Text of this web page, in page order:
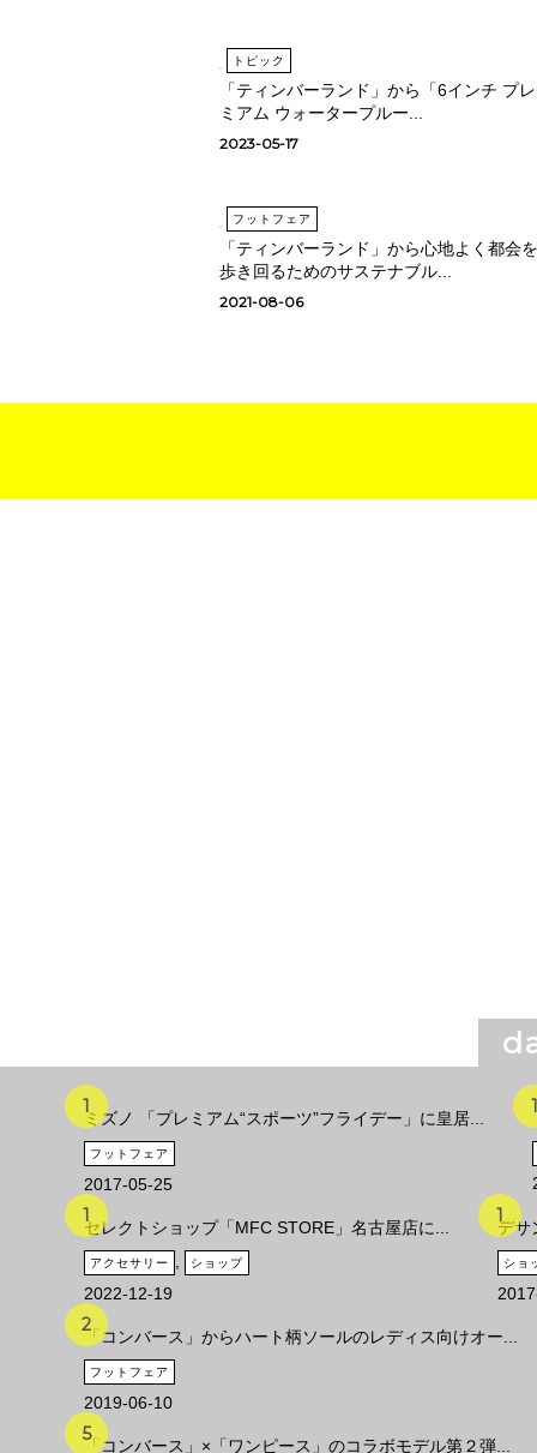
トピック
「ティンバーランド」から「6インチ プレ
ミアム ウォータープルー...
2023-05-17
フットフェア
「ティンバーランド」から心地よく都会を
歩き回るためのサステナブル...
2021-08-06
ミズノ 「プレミアム“スポーツ”フライデー」に皇居...
フットフェア
2017-05-25
セレクトショップ「MFC STORE」名古屋店に...
アクセサリー ショップ
2022-12-19
デサ
ショ
「コンバース」からハート柄ソールのレディス向けオー...
フットフェア
2019-06-10
「コンバース」×「ワンピース」のコラボモデル第２弾...